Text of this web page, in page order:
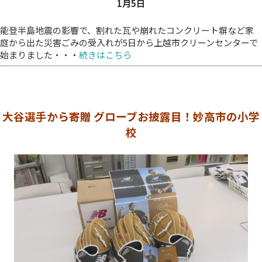
1月5日
能登半島地震の影響で、割れた瓦や崩れたコンクリート塀など家
庭から出た災害ごみの受入れが5日から上越市クリーンセンターで
始まりました・・・ 続きはこちら
大谷選手から寄贈 グローブお披露目！妙高市の小学
校